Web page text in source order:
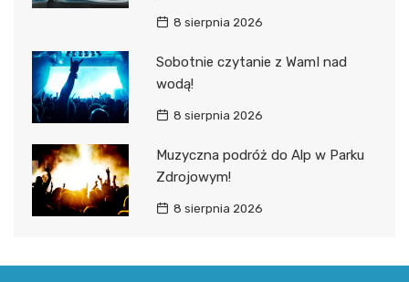
8 sierpnia 2026
Sobotnie czytanie z WamI nad
wodą!
8 sierpnia 2026
Muzyczna podróż do Alp w Parku
Zdrojowym!
8 sierpnia 2026